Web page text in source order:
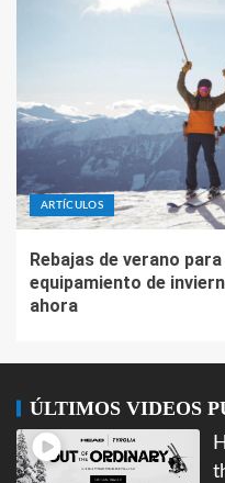
ARTÍCULOS
Rebajas de verano
equipamiento de
ahora
ÚLTIMOS VIDEOS